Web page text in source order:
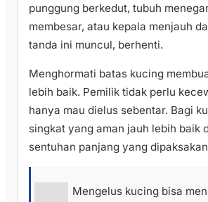
punggung berkedut, tubuh
membesar, atau kepala menjauh
tanda ini muncul, berhenti.
Menghormati batas kucing
lebih baik. Pemilik tidak perlu
hanya mau dielus sebentar. Bagi
singkat yang aman jauh lebih baik
sentuhan panjang yang
Mengelus kucing bisa